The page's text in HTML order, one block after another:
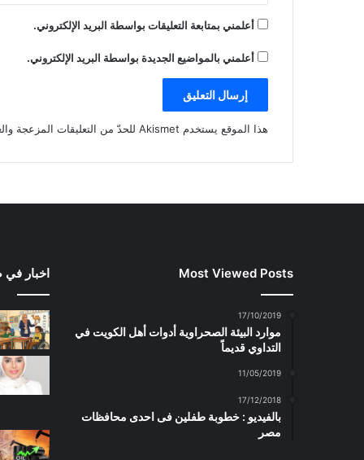
أعلمني بمتابعة التعليقات بواسطة البريد الإلكتروني.
أعلمني بالمواضيع الجديدة بواسطة البريد الإلكتروني.
هذا الموقع يستخدم Akismet للحدّ من التعليقات المزعجة والغير مرغوبة.
Most Viewed Posts
17/10/2019
موارد البيئة الصحراوية أدوات أهل الكويت في
التداوي قديماً
11/05/2019
17/12/2018
بالفيديو : خطوبة طفلين فى احدى محافظات
مصر
اخبار في